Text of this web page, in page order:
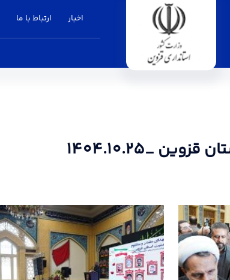
اخبار ارتباط با ما
_1404.10.25